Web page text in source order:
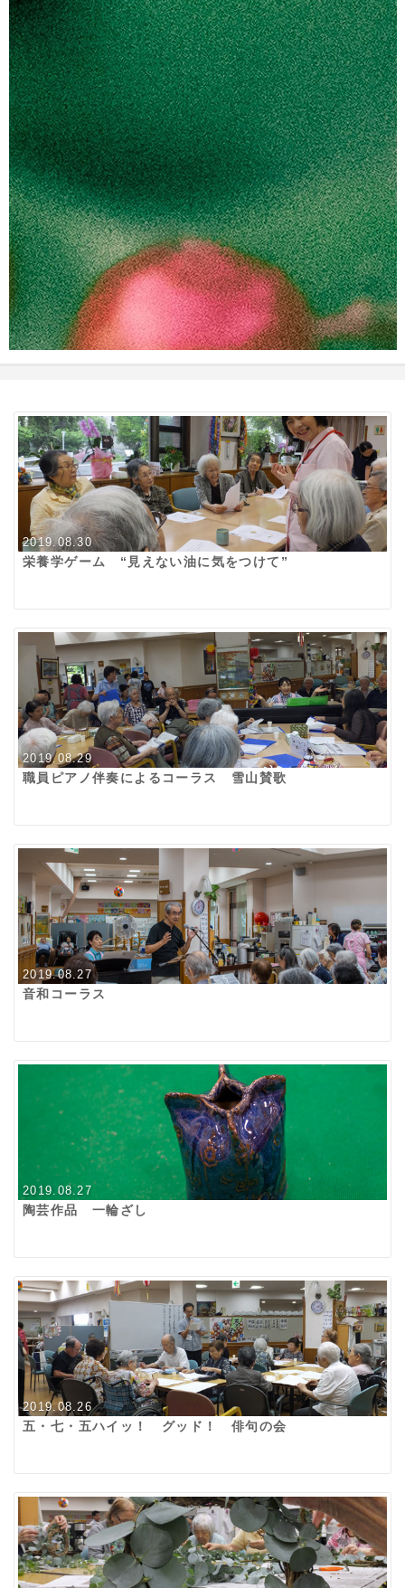
2019.08.30
栄養学ゲーム “見えない油に気をつけて”
2019.08.29
職員ピアノ伴奏によるコーラス 雪山賛歌
2019.08.27
音和コーラス
2019.08.27
陶芸作品 一輪ざし
2019.08.26
五・七・五ハイッ！ グッド！ 俳句の会